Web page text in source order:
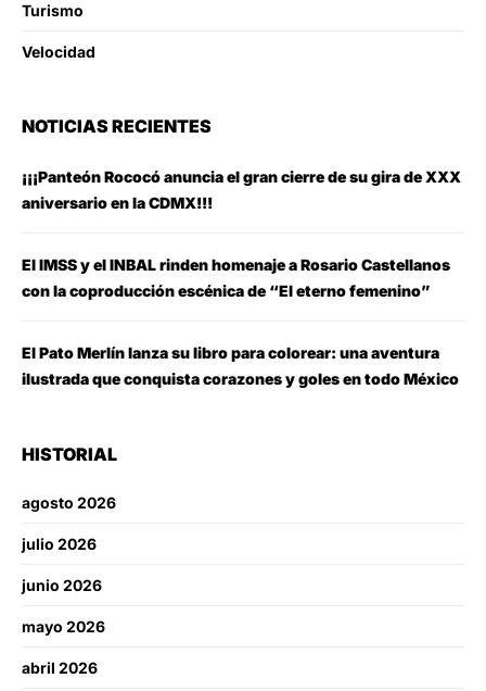
Turismo
Velocidad
NOTICIAS RECIENTES
¡¡¡Panteón Rococó anuncia el gran cierre de su gira de XXX
aniversario en la CDMX!!!
El IMSS y el INBAL rinden homenaje a Rosario Castellanos
con la coproducción escénica de “El eterno femenino”
El Pato Merlín lanza su libro para colorear: una aventura
ilustrada que conquista corazones y goles en todo México
HISTORIAL
agosto 2026
julio 2026
junio 2026
mayo 2026
abril 2026